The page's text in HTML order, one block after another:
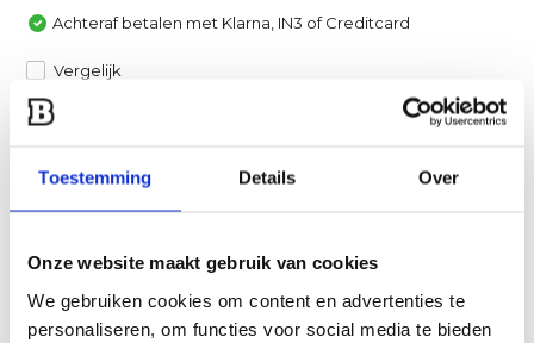
Toestemming Details Over
Onze website maakt gebruik van cookies
We gebruiken cookies om content en advertenties te
personaliseren, om functies voor social media te bieden
Achteraf betalen met Klarna, IN3 of Creditcard
Vergelijk
Een van onze specialisten helpt je graag verder!
Stuur ons een mail
Productomschrijving